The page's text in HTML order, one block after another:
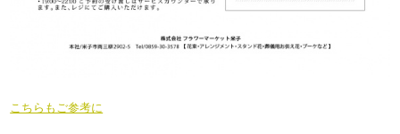
こちらもご参考に